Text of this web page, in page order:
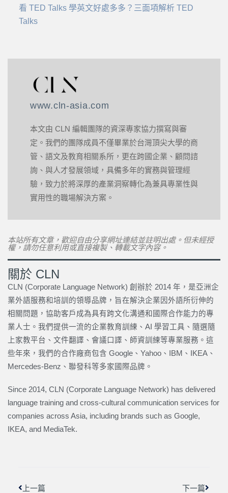
看 TED Talks 學英文好處多多？三面項解析 TED
Talks
www.cln-asia.com
本文由 CLN 編輯團隊的資深專家協力撰寫與審
定。我們的團隊成員不僅畢業於台灣頂尖大學的商
管、語文及教育相關系所，更在跨國企業、顧問諮
詢、與人才發展領域，具備多年的實務與管理經
驗，致力於將深厚的產業洞察轉化為兼具專業性與
實用性的職場解決方案。
本站所有文章，歡迎自由分享網址連結並註明出處。但未經授
權，請勿任意利用或直接複製、轉載文字內容。
關於 CLN
CLN (Corporate Language Network) 創辦於 2014 年，是亞洲企
業外語服務和培訓的領導品牌，旨在解決企業因外語所衍伸的
相關問題，協助客戶成為具有跨文化溝通和國際合作能力的專
業人士。我們提供一流的企業教育訓練、AI 學習工具、隨選隨
上家教平台、文件翻譯、會議口譯、師資訓練等專業服務。這
些年來，我們的合作廠商包含 Google、Yahoo、IBM、IKEA、
Mercedes-Benz、聯發科等多家國際品牌。
Since 2014, CLN (Corporate Language Network) has delivered
language training and cross-cultural communication services for
companies across Asia, including brands such as Google,
IKEA, and MediaTek.
上一篇 下一篇